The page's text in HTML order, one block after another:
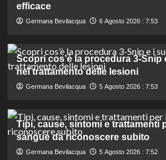
efficace
Germana Bevilacqua 6 Agosto 2026 : 7:53
Scopri cos’è la procedura 3-Snip
nel trattamento delle lesioni
Germana Bevilacqua 5 Agosto 2026 : 7:53
Tipi, cause, sintomi e trattamenti
sangue da riconoscere subito
Germana Bevilacqua 5 Agosto 2026 : 7:52